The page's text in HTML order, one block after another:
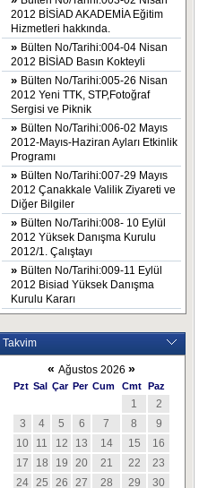
2012 BİSİAD AKADEMİA Eğitim
Hizmetleri hakkında.
» Bülten No/Tarihi:004-04 Nisan
2012 BİSİAD Basın Kokteyli
» Bülten No/Tarihi:005-26 Nisan
2012 Yeni TTK, STP,Fotoğraf
Sergisi ve Piknik
» Bülten No/Tarihi:006-02 Mayıs
2012-Mayıs-Haziran Ayları Etkinlik
Programı
» Bülten No/Tarihi:007-29 Mayıs
2012 Çanakkale Valilik Ziyareti ve
Diğer Bilgiler
» Bülten No/Tarihi:008- 10 Eylül
2012 Yüksek Danışma Kurulu
2012/1. Çalıştayı
» Bülten No/Tarihi:009-11 Eylül
2012 Bisiad Yüksek Danışma
Kurulu Kararı
Takvim
« Ağustos 2026 »
Pzt Sal Çar Per Cum Cmt Paz
1
2
3
4 5 6 7 8
9
10
11 12 13 14 15
16
17
18 19 20 21 22
23
24 25 26 27 28 29 30